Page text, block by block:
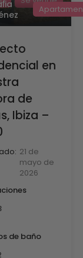
en
de
Ibiza –
21 de
mayo de
2026
de baño